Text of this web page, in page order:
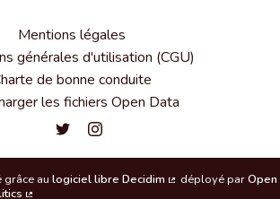
Mentions légales
générales d'utilisation (CGU)
de bonne conduite
les fichiers Open Data
Convention citoyenne étudiante
Convention citoyenne
grâce au logiciel libre Decidim
(Lien externe)
déployé parOpen